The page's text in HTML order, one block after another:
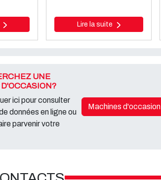
Lire la suite
UNE
ici pour consulter
données en ligne ou
parvenir votre
Machines d'occasion